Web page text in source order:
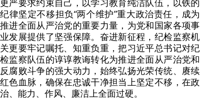
更严要求约束自己，以学习教育纯洁队伍，以铁的
纪律坚定不移担负“两个维护”重大政治责任，成为
推进全面从严治党的重要力量，为党和国家各项事
业发展提供了坚强保障。奋进新征程，纪检监察机
关更要牢记嘱托、知重负重，把习近平总书记对纪
检监察队伍的谆谆教诲转化为推进全面从严治党和
反腐败斗争的强大动力，始终弘扬光荣传统、赓续
红色血脉，确保在忠诚干净担当上坚定不移，在政
治、能力、作风、廉洁上全面过硬。